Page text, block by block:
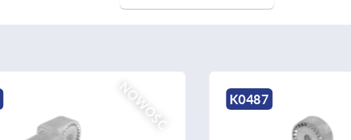
NOWOŚĆ K0487